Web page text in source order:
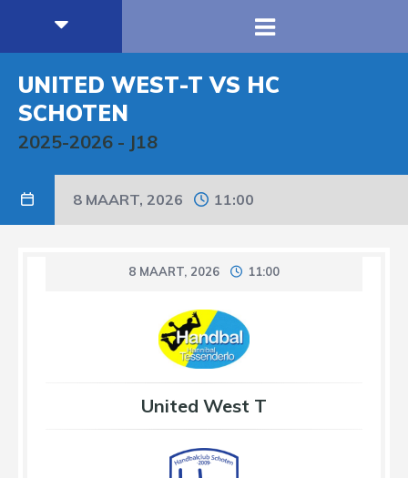
UNITED WEST-T VS HC
SCHOTEN
2025-2026 - J18
8 MAART, 2026 11:00
8 MAART, 2026 11:00
United West T